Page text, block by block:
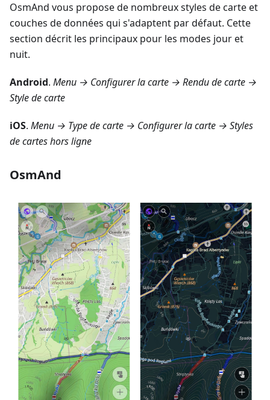
OsmAnd vous propose de nombreux styles de carte et
couches de données qui s'adaptent par défaut. Cette
section décrit les principaux pour les modes jour et
nuit.
Android. Menu → Configurer la carte → Rendu de carte →
Style de carte
iOS. Menu → Type de carte → Configurer la carte → Styles
de cartes hors ligne
OsmAnd